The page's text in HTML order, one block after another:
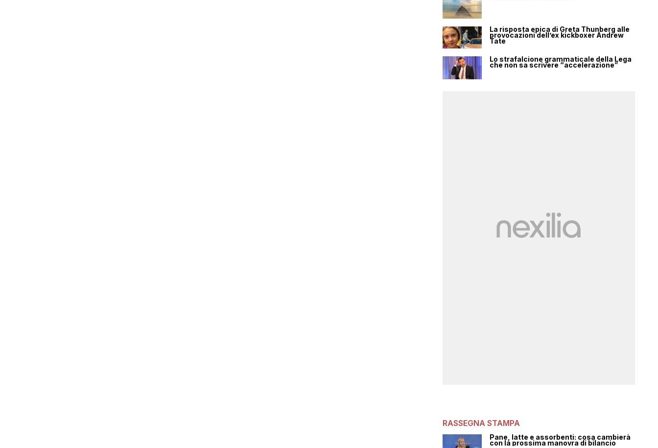
La risposta epica di Greta Thunberg alle
provocazioni dell’ex kickboxer Andrew
Tate
Lo strafalcione grammaticale della Lega
che non sa scrivere “accelerazione”
RASSEGNA STAMPA
Pane, latte e assorbenti: cosa cambierà
con la prossima manovra di bilancio